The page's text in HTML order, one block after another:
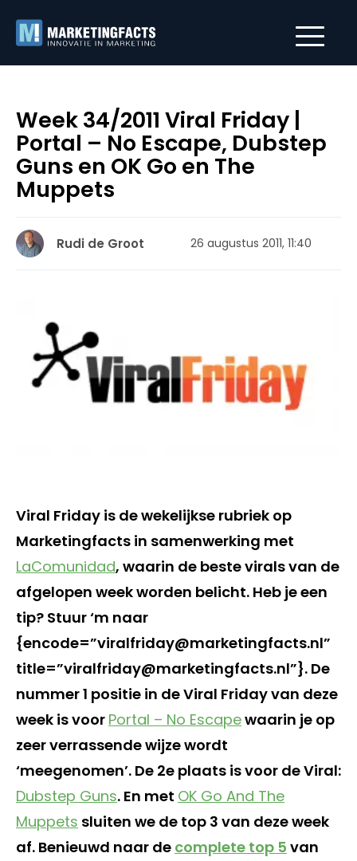
Week 34/2011 Viral Friday |
Portal – No Escape, Dubstep
Guns en OK Go en The
Muppets
Rudi de Groot 26 augustus 2011, 11:40
Viral Friday is de wekelijkse rubriek op
Marketingfacts in samenwerking met
LaComunidad, waarin de beste virals van de
afgelopen week worden belicht. Heb je een
tip? Stuur ‘m naar
{encode=”viralfriday@marketingfacts.nl”
title=”viralfriday@marketingfacts.nl”}. De
nummer 1 positie in de Viral Friday van deze
week is voor Portal – No Escapewaarin je op
zeer verrassende wijze wordt
‘meegenomen’. De 2e plaats is voor de Viral:
Dubstep Guns. En met OK Go And The
Muppets sluiten we de top 3 van deze week
af. Benieuwd naar de complete top 5 van